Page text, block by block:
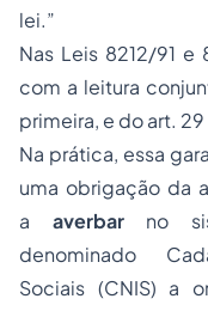
lei.”
Nas Leis 8212/91 e
com a leitura
primeira, e do art.
Na prática, essa
uma obrigação da
a averbarno
denominado
Sociais (CNIS) a